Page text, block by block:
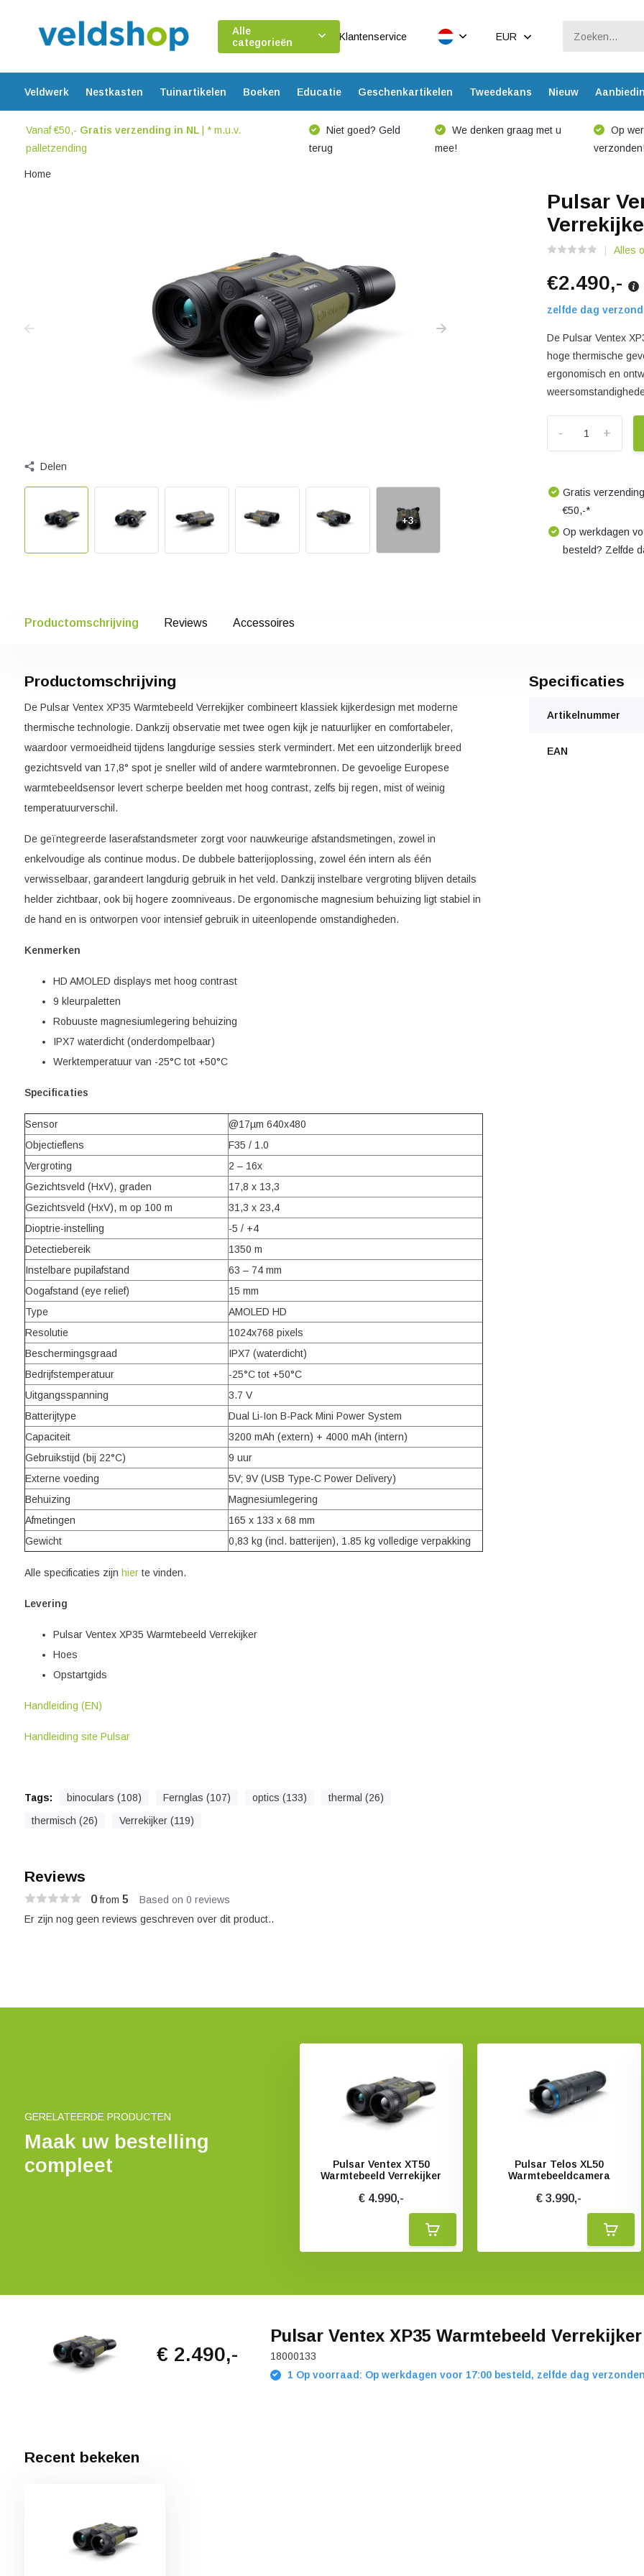
Alle
categorieën
Klantenservice EUR
Veldwerk Nestkasten Tuinartikelen Boeken Educatie Geschenkartikelen Tweedekans Nieuw
Vanaf €50,- Gratis verzending in NL| * m.u.v.
palletzending
Niet goed? Geld
terug
We denken graag met u
mee!
Op
Home
Delen
+3
Pulsar
Alles
€2.490,-
zelfde dag
De Pulsar Ventex
hoge thermische
ergonomisch en
+
-
Gratis
€50,-*
Op werkdagen
besteld? Zelfde
Productomschrijving Reviews Accessoires
Productomschrijving
De Pulsar Ventex XP35 Warmtebeeld Verrekijker combineert klassiek kijkerdesign met moderne
thermische technologie. Dankzij observatie met twee ogen kijk je natuurlijker en comfortabeler,
waardoor vermoeidheid tijdens langdurige sessies sterk vermindert. Met een uitzonderlijk breed
gezichtsveld van 17,8° spot je sneller wild of andere warmtebronnen. De gevoelige Europese
warmtebeeldsensor levert scherpe beelden met hoog contrast, zelfs bij regen, mist of weinig
temperatuurverschil.
De geïntegreerde laserafstandsmeter zorgt voor nauwkeurige afstandsmetingen, zowel in
enkelvoudige als continue modus. De dubbele batterijoplossing, zowel één intern als één
verwisselbaar, garandeert langdurig gebruik in het veld. Dankzij instelbare vergroting blijven details
helder zichtbaar, ook bij hogere zoomniveaus. De ergonomische magnesium behuizing ligt stabiel in
de hand en is ontworpen voor intensief gebruik in uiteenlopende omstandigheden.
Kenmerken
HD AMOLED displays met hoog contrast
9 kleurpaletten
Robuuste magnesiumlegering behuizing
IPX7 waterdicht (onderdompelbaar)
Werktemperatuur van -25°C tot +50°C
Specificaties
Sensor
@17µm 640x480
Objectieflens
F35 / 1.0
Vergroting
2 – 16x
Gezichtsveld (HxV), graden
17,8 x 13,3
Gezichtsveld (HxV), m op 100 m
31,3 x 23,4
Dioptrie-instelling
-5 / +4
Detectiebereik
1350 m
Instelbare pupilafstand
63 – 74 mm
Oogafstand (eye relief)
15 mm
Type
AMOLED HD
Resolutie
1024x768 pixels
Beschermingsgraad
IPX7 (waterdicht)
Bedrijfstemperatuur
-25°C tot +50°C
Uitgangsspanning
3.7 V
Batterijtype
Dual Li-Ion B-Pack Mini Power System
Capaciteit
3200 mAh (extern) + 4000 mAh (intern)
Gebruikstijd (bij 22°C)
9 uur
Externe voeding
5V; 9V (USB Type-C Power Delivery)
Behuizing
Magnesiumlegering
Afmetingen
165 x 133 x 68 mm
Gewicht
0,83 kg (incl. batterijen), 1.85 kg volledige verpakking
Alle specificaties zijn hierte vinden.
Levering
Pulsar Ventex XP35 Warmtebeeld Verrekijker
Hoes
Opstartgids
Handleiding (EN)
Handleiding site Pulsar
Tags: binoculars (108) Fernglas (107) optics (133)
thermal (26)
thermisch (26)
Verrekijker (119)
Specificaties
Artikelnummer
EAN
Reviews
0from 5
Based on 0 reviews
Er zijn nog geen reviews geschreven over dit product..
GERELATEERDE PRODUCTEN
Maak uw bestelling
compleet
Alaris XQ30
Pulsar Ventex XT50
Warmtebeeld Verrekijker
€ 4.990,-
Pulsar Telos XL50
Warmtebeeldcamera
€ 3.990,-
€ 2.490,-
Pulsar Ventex XP35 Warmtebeeld Verrekijker
18000133
1 Op voorraad: Op werkdagen voor 17:00 besteld, zelfde dag
Recent bekeken